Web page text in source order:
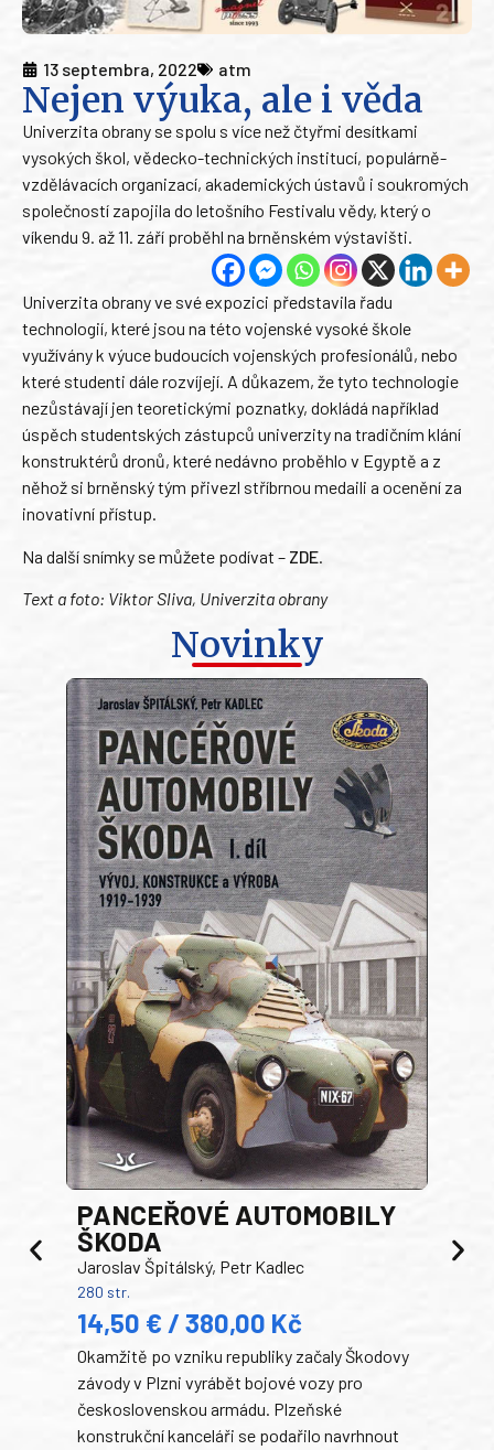
13 septembra, 2022 atm
Nejen výuka, ale i věda
Univerzita obrany se spolu s více než čtyřmi desítkami
vysokých škol, vědecko-technických institucí, populárně-
vzdělávacích organizací, akademických ústavů i soukromých
společností zapojila do letošního Festivalu vědy, který o
víkendu 9. až 11. září proběhl na brněnském výstavišti.
Univerzita obrany ve své expozici představila řadu
technologií, které jsou na této vojenské vysoké škole
využívány k výuce budoucích vojenských profesionálů, nebo
které studenti dále rozvíjejí. A důkazem, že tyto technologie
nezůstávají jen teoretickými poznatky, dokládá například
úspěch studentských zástupců univerzity na tradičním klání
konstruktérů dronů, které nedávno proběhlo v Egyptě a z
něhož si brněnský tým přivezl stříbrnou medaili a ocenění za
inovativní přístup.
Na další snímky se můžete podívat – ZDE
Text a foto: Viktor Sliva, Univerzita obrany
Novinky
PANCEŘOVÉ AUTOMOBILY
ŠKODA
Jaroslav Špitálský, Petr Kadlec
280 str.
14,50 € / 380,00 Kč
Okamžitě po vzniku republiky začaly Škodovy
závody v Plzni vyrábět bojové vozy pro
československou armádu. Plzeňské
konstrukční kanceláři se podařilo navrhnout